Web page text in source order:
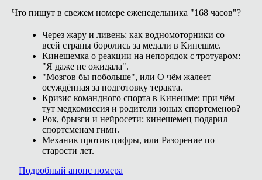
Что пишут в свежем номере еженедельника "168 часов"?
Через жару и ливень: как водномоторники со
всей страны боролись за медали в Кинешме.
Кинешемка о реакции на непорядок с тротуаром:
"Я даже не ожидала".
"Мозгов бы побольше", или О чём жалеет
осуждённая за подготовку теракта.
Кризис командного спорта в Кинешме: при чём
тут медкомиссия и родители юных спортсменов?
Рок, брызги и нейросети: кинешемец подарил
спортсменам гимн.
Механик против цифры, или Разорение по
старости лет.
Подробный анонс номера